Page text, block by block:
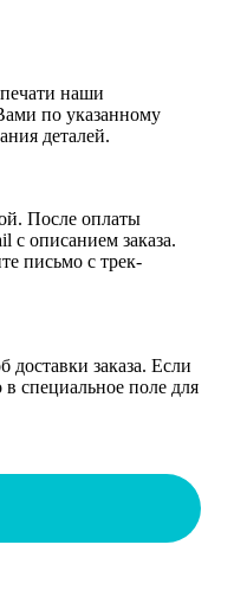
наши
по указанному
деталей.
После оплаты
с описанием заказа.
письмо с трек-
доставки заказа. Если
в специальное поле для